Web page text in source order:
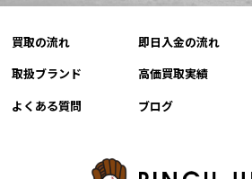
買取の流れ 即日入金の流れ
取扱ブランド
高価買取実績
よくある質問
ブログ